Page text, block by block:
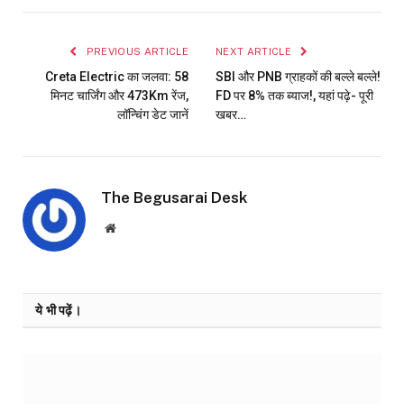
PREVIOUS ARTICLE
Creta Electric का जलवा: 58
मिनट चार्जिंग और 473Km रेंज,
लॉन्चिंग डेट जानें
NEXT ARTICLE
SBI और PNB ग्राहकों की बल्ले बल्ले!
FD पर 8% तक ब्याज!, यहां पढ़े- पूरी
खबर…
The Begusarai Desk
Website
ये भी पढ़ें।